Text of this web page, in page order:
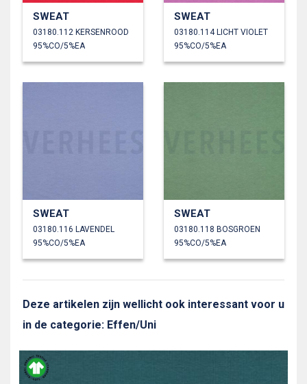
SWEAT
03180.112 KERSENROOD
95%CO/5%EA
SWEAT
03180.114 LICHT VIOLET
95%CO/5%EA
SWEAT
03180.116 LAVENDEL
95%CO/5%EA
SWEAT
03180.118 BOSGROEN
95%CO/5%EA
Deze artikelen zijn wellicht ook interessant voor u
in de categorie: Effen/Uni